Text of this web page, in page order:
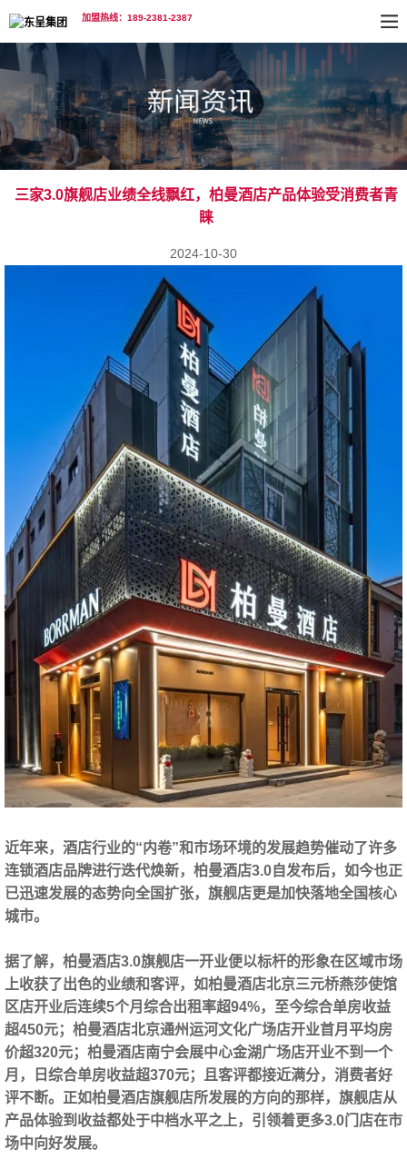
加盟热线：189-2381-2387
三家3.0旗舰店业绩全线飘红，柏曼酒店产品体验受消费者青
睐
2024-10-30
近年来，酒店行业的“内卷”和市场环境的发展趋势催动了许多
连锁酒店品牌进行迭代焕新，柏曼酒店3.0自发布后，如今也正
已迅速发展的态势向全国扩张，旗舰店更是加快落地全国核心
城市。
据了解，柏曼酒店3.0旗舰店一开业便以标杆的形象在区域市场
上收获了出色的业绩和客评，如柏曼酒店北京三元桥燕莎使馆
区店开业后连续5个月综合出租率超94%，至今综合单房收益
超450元；柏曼酒店北京通州运河文化广场店开业首月平均房
价超320元；柏曼酒店南宁会展中心金湖广场店开业不到一个
月，日综合单房收益超370元；且客评都接近满分，消费者好
评不断。正如柏曼酒店旗舰店所发展的方向的那样，旗舰店从
产品体验到收益都处于中档水平之上，引领着更多3.0门店在市
场中向好发展。